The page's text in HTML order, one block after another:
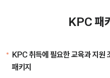
KPC 패
KPC 취득에 필요한 교육과 지원
패키지